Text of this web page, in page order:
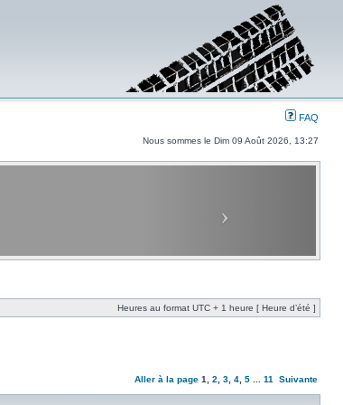
FAQ
Nous sommes le Dim 09 Août 2026, 13:27
Heures au format UTC + 1 heure [ Heure d’été ]
Aller à la page 1 2 3 4 5 11 Suivante